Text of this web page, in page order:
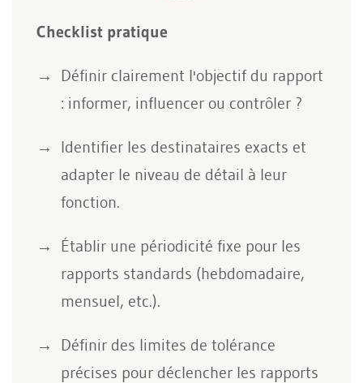
Checklist pratique
Définir clairement l'objectif du rapport
: informer, influencer ou contrôler ?
Identifier les destinataires exacts et
adapter le niveau de détail à leur
fonction.
Établir une périodicité fixe pour les
rapports standards (hebdomadaire,
mensuel, etc.).
Définir des limites de tolérance
précises pour déclencher les rapports